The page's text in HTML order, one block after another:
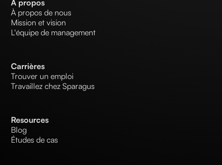
À propos
À propos de nous
Mission et vision
L'équipe de management
Carrières
Trouver un emploi
Travaillez chez Sparagus
Resources
Blog
Études de cas